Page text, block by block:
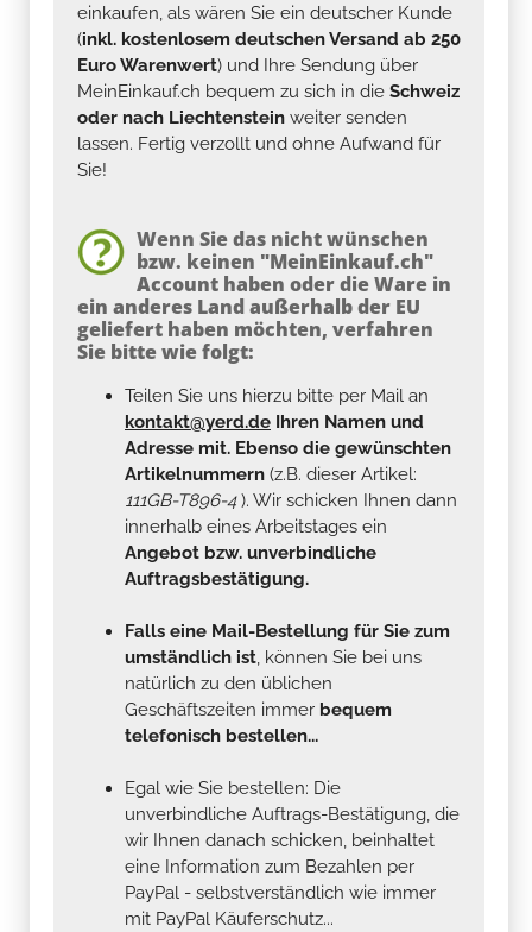
einkaufen, als wären Sie ein deutscher Kunde
(inkl. kostenlosem deutschen Versand ab 250
Euro Warenwert) und Ihre Sendung über
MeinEinkauf.ch bequem zu sich in die Schweiz
oder nach Liechtenstein weiter senden
lassen. Fertig verzollt und ohne Aufwand für
Sie!
Wenn Sie das nicht wünschen
bzw. keinen "MeinEinkauf.ch"
Account haben oder die Ware in
ein anderes Land außerhalb der EU
geliefert haben möchten, verfahren
Sie bitte wie folgt:
Teilen Sie uns hierzu bitte per Mail an
kontakt@yerd.de Ihren Namen und
Adresse mit. Ebenso die gewünschten
Artikelnummern (z.B. dieser Artikel:
111GB-T896-4). Wir schicken Ihnen dann
innerhalb eines Arbeitstages ein
Angebot bzw. unverbindliche
Auftragsbestätigung.
Falls eine Mail-Bestellung für Sie zum
umständlich ist, können Sie bei uns
natürlich zu den üblichen
Geschäftszeiten immer bequem
telefonisch bestellen...
Egal wie Sie bestellen: Die
unverbindliche Auftrags-Bestätigung, die
wir Ihnen danach schicken, beinhaltet
eine Information zum Bezahlen per
PayPal - selbstverständlich wie immer
mit PayPal Käuferschutz...